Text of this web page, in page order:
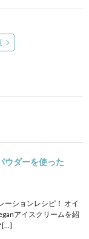
ウダーを使った
ーションレシピ！ オイ
アイスクリームを紹
[…]